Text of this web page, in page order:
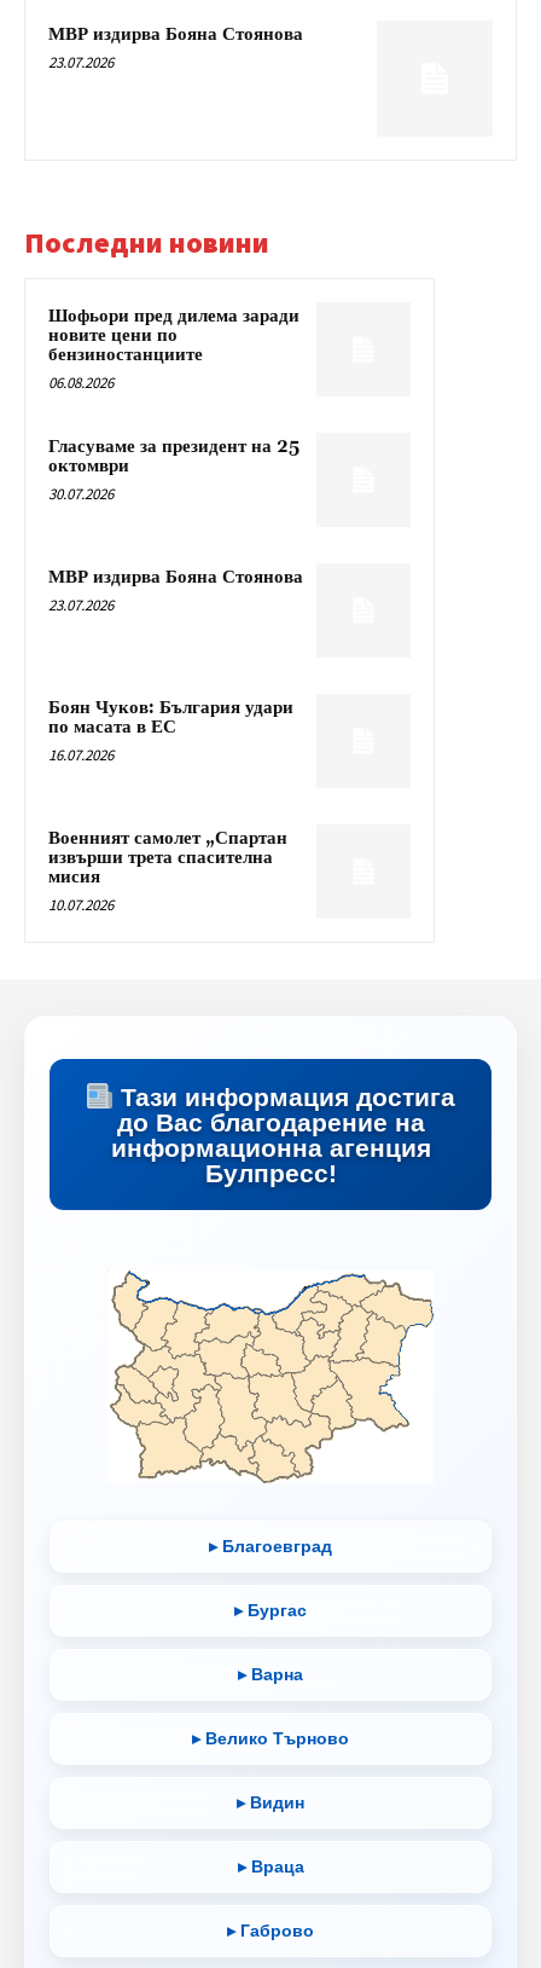
МВР издирва Бояна Стоянова
23.07.2026
Последни новини
Шофьори пред дилема заради
новите цени по
бензиностанциите
06.08.2026
Гласуваме за президент на 25
октомври
30.07.2026
МВР издирва Бояна Стоянова
23.07.2026
Боян Чуков: България удари
по масата в ЕС
16.07.2026
Военният самолет „Спартан
извърши трета спасителна
мисия
10.07.2026
Тази информация достига
до Вас благодарение на
информационна агенция
Булпресс!
▸ Благоевград
▸ Бургас
▸ Варна
▸ Велико Търново
▸ Видин
▸ Враца
▸ Габрово